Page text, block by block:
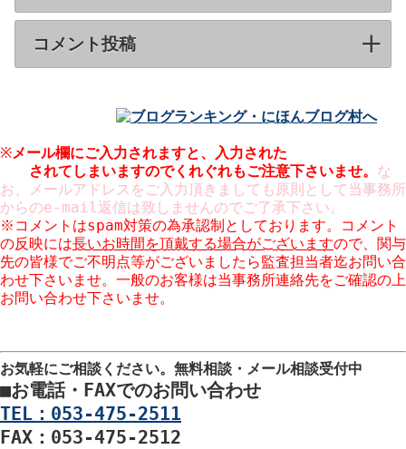
コメント投稿click to expand contents
※メール欄にご入力されますと、入力された
されてしまいますのでくれぐれもご注意下さいませ。 な
お、メールアドレスをご入力頂きましても原則として当事務所
からのe-mail返信は致しませんのでご了承下さい。
※コメントはspam対策の為承認制としております。コメント
の反映には長いお時間を頂戴する場合がございますので、関与
先の皆様でご不明点等がございましたら監査担当者迄お問い合
わせ下さいませ。一般のお客様は当事務所連絡先をご確認の上
お問い合わせ下さいませ。
お気軽にご相談ください。 無料相談・メール相談受付中
■お電話・FAXでのお問い合わせ
TEL：053-475-2511
FAX：053-475-2512